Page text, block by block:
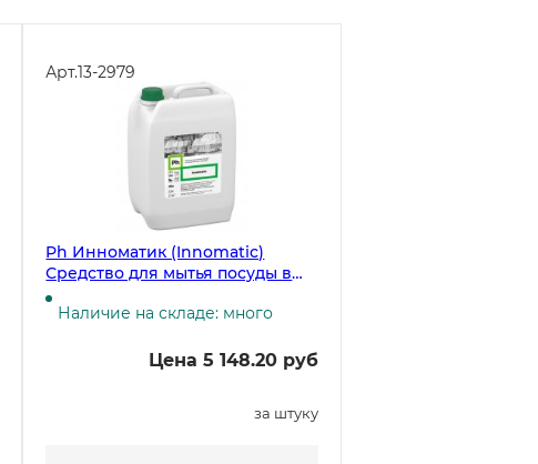
Арт.13-2979
Ph Инноматик (Innomatic)
Средство для мытья посуды в
посудомоечных машинах, 10
литров, 12,3 кг ЧЗ
Наличие на складе: много
Цена 5 148.20 руб
за штуку